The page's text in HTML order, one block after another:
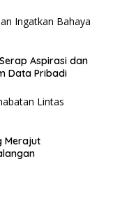
Aspirasi dan
Data Pribadi
Merajut